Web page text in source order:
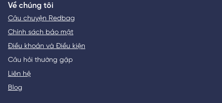
Về chúng tôi
Câu chuyện Redbag
Chính sách bảo mật
Điều khoản và Điều kiện
Câu hỏi thường gặp
Liên hệ
Blog